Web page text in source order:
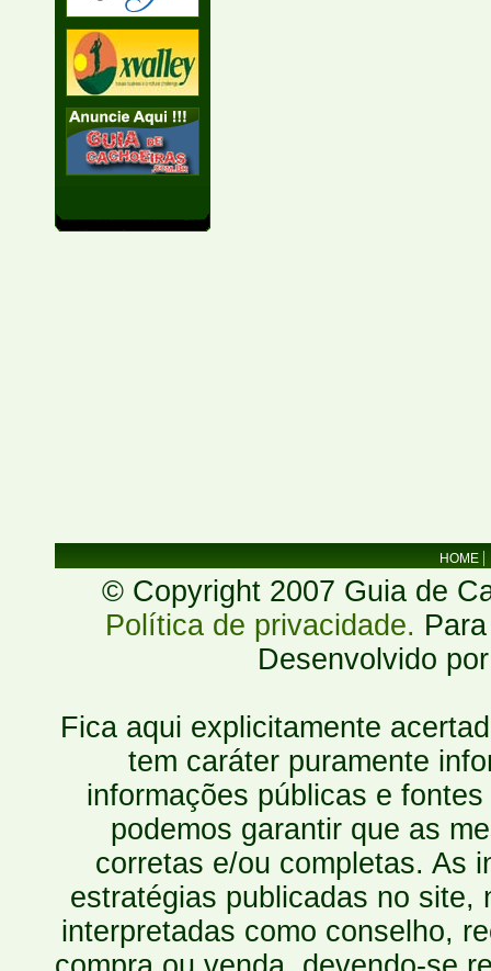
HOME
© Copyright 2007 Guia de
Política de privacidade.
Desenvolvido
Fica aqui explicitamente
tem caráter puramente
informações públicas e
podemos garantir que as
corretas e/ou completas. As
estratégias publicadas no site,
interpretadas como conselho,